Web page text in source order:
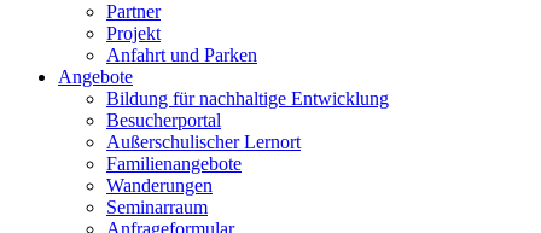
Partner
Projekt
Anfahrt und Parken
Angebote
Bildung für nachhaltige Entwicklung
Besucherportal
Außerschulischer Lernort
Familienangebote
Wanderungen
Seminarraum
Anfrageformular